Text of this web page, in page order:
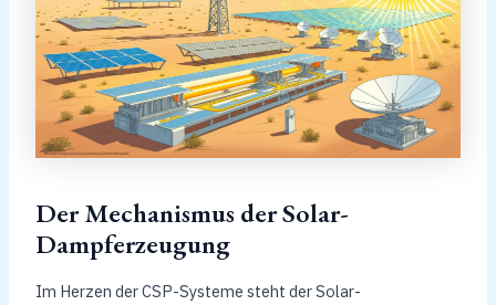
Der Mechanismus der Solar-
Dampferzeugung
Im Herzen der CSP-Systeme steht der Solar-